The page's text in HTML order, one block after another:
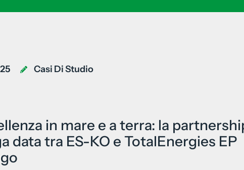
Casi Di Studio
in mare e a terra: la
data tra ES-KO e TotalEnergies EP